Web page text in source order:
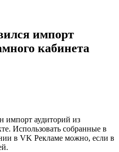
импорт
кабинета
импорт аудиторий из
Использовать собранные в
в VK Рекламе можно, если в